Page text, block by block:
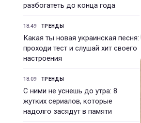
разбогатеть до конца года
18:49 ТРЕНДЫ
Какая ты новая украинская песня:
проходи тест и слушай хит своего
настроения
18:09 ТРЕНДЫ
С ними не уснешь до утра: 8
жутких сериалов, которые
надолго засядут в памяти